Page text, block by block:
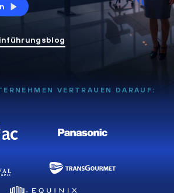
VERTRAUEN DARAUF: